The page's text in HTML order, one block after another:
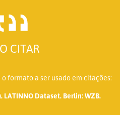
CITAR
o formato a ser usado em citações:
LATINNO Dataset. Berlin: WZB.